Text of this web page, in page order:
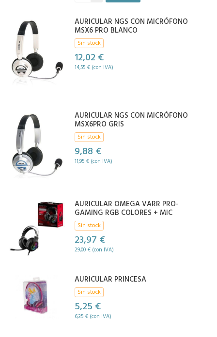
AURICULAR NGS CON MICRÓFONO
MSX6 PRO BLANCO
Sin stock
12,02 €
14,55 € (con IVA)
AURICULAR NGS CON MICRÓFONO
MSX6PRO GRIS
Sin stock
9,88 €
11,95 € (con IVA)
AURICULAR OMEGA VARR PRO-
GAMING RGB COLORES + MIC
Sin stock
23,97 €
29,00 € (con IVA)
AURICULAR PRINCESA
Sin stock
5,25 €
6,35 € (con IVA)